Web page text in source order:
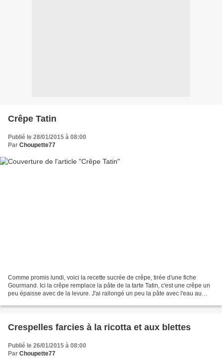
Crêpe Tatin
Publié le 28/01/2015 à 08:00
Par Choupette77
Comme promis lundi, voici la recette sucrée de crêpe, tirée d'une fiche
Gourmand. Ici la crêpe remplace la pâte de la tarte Tatin, c'est une crêpe un
peu épaisse avec de la levure. J'ai rallongé un peu la pâte avec l'eau au
Crespelles farcies à la ricotta et aux blettes
Publié le 26/01/2015 à 08:00
Par Choupette77